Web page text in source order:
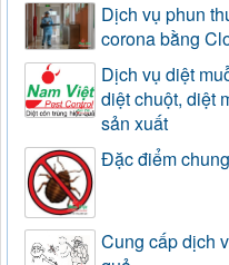
Dịch vụ phun
corona bằng
Dịch vụ diệt
diệt chuột, diệt
sản xuất
Đặc điểm
Cung cấp dịch